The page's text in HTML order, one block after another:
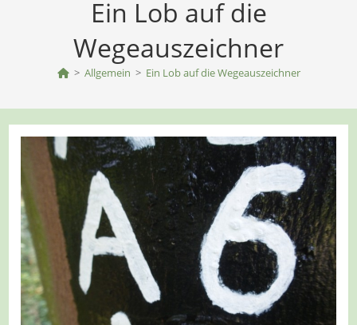
Ein Lob auf die
Wegeauszeichner
> Allgemein > Ein Lob auf die Wegeauszeichner